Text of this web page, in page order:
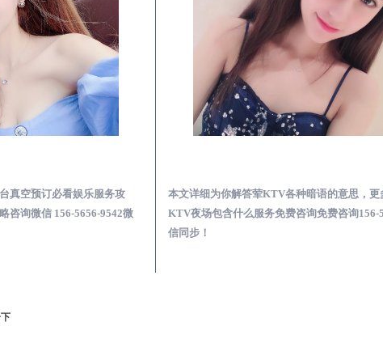
暗语的意思，更多关于真空
免费咨询156-5656-9542微
本文详细为你解答荤KTV真空会所体验预订攻
KTV高台玩乐服务攻略免费咨询156-5656-